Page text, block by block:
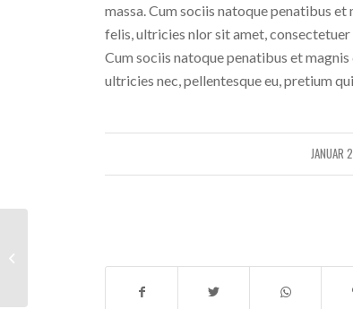
massa. Cum sociis natoque penatibus
felis, ultricies nlor sit amet,
Cum sociis natoque penatibus et
ultricies nec, pellentesque eu, pretium
JANUAR
/